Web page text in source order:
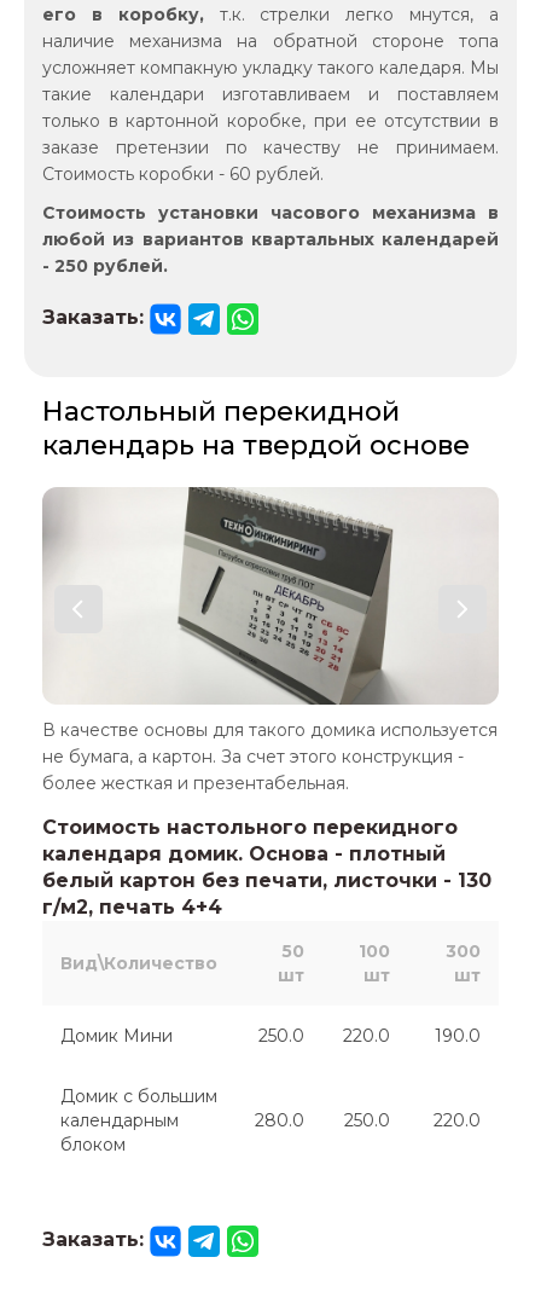
его в коробку,т.к. стрелки легко мнутся, а
наличие механизма на обратной стороне топа
усложняет компакную укладку такого каледаря. Мы
такие календари изготавливаем и поставляем
только в картонной коробке, при ее отсутствии в
заказе претензии по качеству не принимаем.
Стоимость коробки - 60 рублей.
Стоимость установки часового механизма в
любой из вариантов квартальных календарей
- 250 рублей.
Заказать:
Настольный перекидной
календарь на твердой основе
В качестве основы для такого домика используется
не бумага, а картон. За счет этого конструкция -
более жесткая и презентабельная.
Стоимость настольного перекидного
календаря домик. Основа - плотный
белый картон без печати, листочки - 130
г/м2, печать 4+4
Вид\Количество
50
шт
100
шт
300
шт
Домик Мини 250.0 220.0 190.0
Домик с большим
календарным
блоком
280.0 250.0 220.0
Заказать: